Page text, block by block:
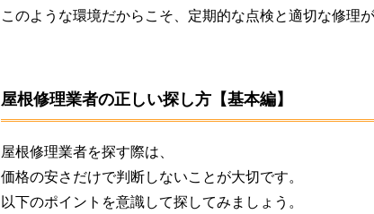
このような環境だからこそ、定期的な点検と適切な修理が
屋根修理業者の正しい探し方【基本編】
屋根修理業者を探す際は、
価格の安さだけで判断しないことが大切です。
以下のポイントを意識して探してみましょう。